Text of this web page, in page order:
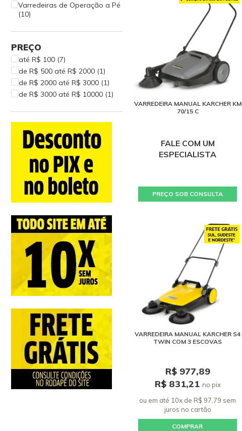
Varredeiras de Operação a Pé
(10)
PREÇO
até R$ 100 (7)
de R$ 500 até R$ 2000 (1)
de R$ 2000 até R$ 3000 (1)
de R$ 3000 até R$ 10000 (1)
VARREDEIRA MANUAL KARCHER KM
70/15 C
FALE COM UM
ESPECIALISTA
PREÇO SOB CONSULTA
VARREDEIRA MANUAL KARCHER S4
TWIN COM 3 ESCOVAS
R$ 977,89
R$ 831,21 no pix
ou em até 10x de R$ 97,79 sem
juros no cartão
COMPRAR